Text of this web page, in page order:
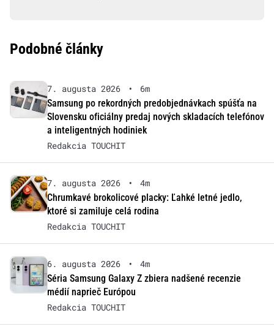
Podobné články
7. augusta 2026 •
6m
Samsung po rekordných predobjednávkach spúšťa na
Slovensku oficiálny predaj nových skladacích telefónov
a inteligentných hodiniek
Redakcia TOUCHIT
7. augusta 2026 •
4m
Chrumkavé brokolicové placky: Ľahké letné jedlo,
ktoré si zamiluje celá rodina
Redakcia TOUCHIT
6. augusta 2026 •
4m
Séria Samsung Galaxy Z zbiera nadšené recenzie
médií naprieč Európou
Redakcia TOUCHIT